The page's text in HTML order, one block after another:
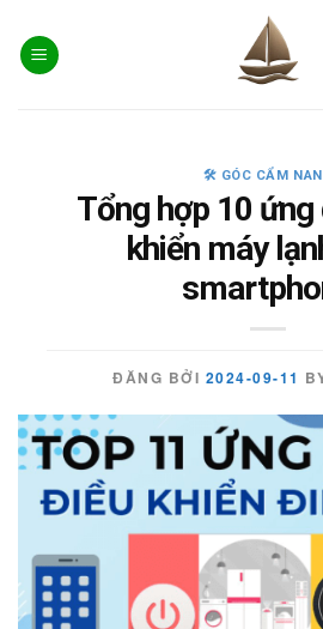
content
🛠️ GÓC CẨM
Tổng hợp 10
khiển máy
ĐĂNG BỞI 2024-09-11